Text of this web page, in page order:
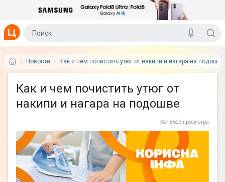
Новости Как и чем почистить утюг от накипи и нагара на подошве
Как и чем почистить утюг от
накипи и нагара на подошве
8623 просмотра